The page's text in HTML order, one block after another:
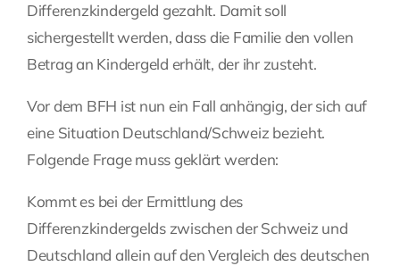
Kontakt
Differenzkindergeld gezahlt. Damit soll
sichergestellt werden, dass die Familie den vollen
Betrag an Kindergeld erhält, der ihr zusteht.
Vor dem BFH ist nun ein Fall anhängig, der sich auf
eine Situation Deutschland/Schweiz bezieht.
Folgende Frage muss geklärt werden:
Kommt es bei der Ermittlung des
Differenzkindergelds zwischen der Schweiz und
Deutschland allein auf den Vergleich des deutschen